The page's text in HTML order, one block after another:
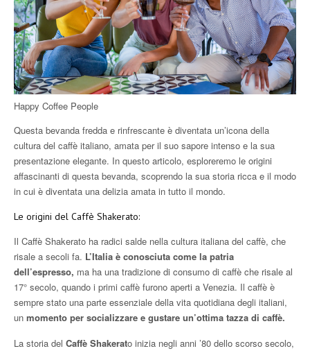
Happy Coffee People
Questa bevanda fredda e rinfrescante è diventata un’icona della
cultura del caffè italiano, amata per il suo sapore intenso e la sua
presentazione elegante. In questo articolo, esploreremo le origini
affascinanti di questa bevanda, scoprendo la sua storia ricca e il modo
in cui è diventata una delizia amata in tutto il mondo.
Le origini del Caffè Shakerato:
Il Caffè Shakerato ha radici salde nella cultura italiana del caffè, che
risale a secoli fa. L’Italia è conosciuta come la patria
dell’espresso, ma ha una tradizione di consumo di caffè che risale al
17° secolo, quando i primi caffè furono aperti a Venezia. Il caffè è
sempre stato una parte essenziale della vita quotidiana degli italiani,
un momento per socializzare e gustare un’ottima tazza di caffè.
La storia del Caffè Shakerato inizia negli anni ’80 dello scorso secolo,